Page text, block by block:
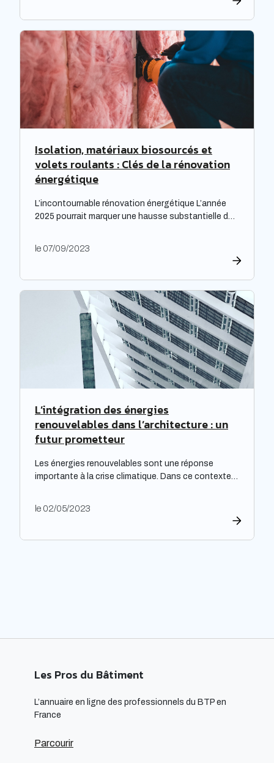
Expectra dans son 21ème baromètre, évoquant une
progression […]
Isolation, matériaux biosourcés et
volets roulants : Clés de la rénovation
énergétique
L’incontournable rénovation énergétique L’année
2025 pourrait marquer une hausse substantielle des
deviennent alors essentiels pour les propriétaires
tarifs de l’électricité. Cette initiative est
particulièrement cruciale pour les logements
qualifiés de passoires thermiques, qui connaissent
d’importants […]
le 07/09/2023
L’intégration des énergies
renouvelables dans l’architecture : un
futur prometteur
Les énergies renouvelables sont une réponse
importante à la crise climatique. Dans ce contexte,
construction et de l’aménagement des bâtiments.
l’adoption de cette approche, en développant des
le 02/05/2023
Les Pros du Bâtiment
L’annuaire en ligne des professionnels du BTP en
France
Parcourir